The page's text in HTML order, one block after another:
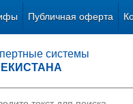
Публичная оферта
системы